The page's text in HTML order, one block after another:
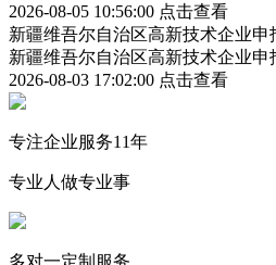
2026-08-05 10:56:00 点击查看
新疆维吾尔自治区高新技术企业
新疆维吾尔自治区高新技术企业
2026-08-03 17:02:00 点击查看
专注企业服务11年
专业人做专业事
多对一定制服务